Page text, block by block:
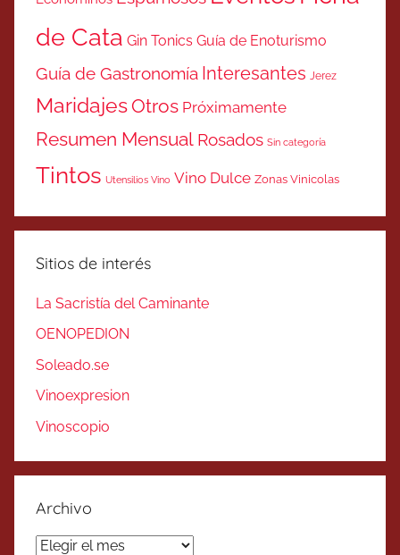
de Cata Gin Tonics Guía de Enoturismo
Guía de Gastronomía Interesantes Jerez
MaridajesOtros Próximamente
Resumen Mensual Rosados Sin categoría
Tintos Utensilios Vino Vino Dulce Zonas Vinicolas
Sitios de interés
La Sacristía del Caminante
OENOPEDION
Soleado.se
Vinoexpresion
Vinoscopio
Archivo
Archivo